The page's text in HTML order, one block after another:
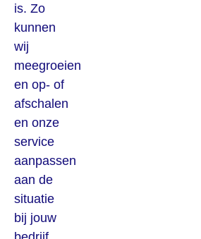
is. Zo
kunnen
wij
meegroeien
en op- of
afschalen
en onze
service
aanpassen
aan de
situatie
bij jouw